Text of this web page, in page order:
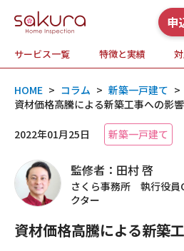
申
サービス一覧 特徴と実績
サービス一覧
さくら事務所の特徴と実績
ホームインスペクションとは
対応エリア
メンバー紹介
HOME > コラム > 新築一戸建て >
資材価格高騰による新築工事への影
2022年01月25日 新築一戸建て
監修者：田村 啓
さくら事務所 執行役員
クター
資材価格高騰による新築